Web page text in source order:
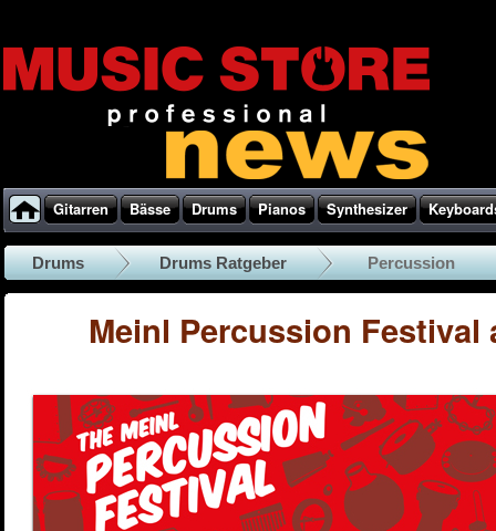
Gitarren Bässe Drums Pianos Synthesizer
Drums Drums Ratgeber Percussion
Meinl Percussion Festival